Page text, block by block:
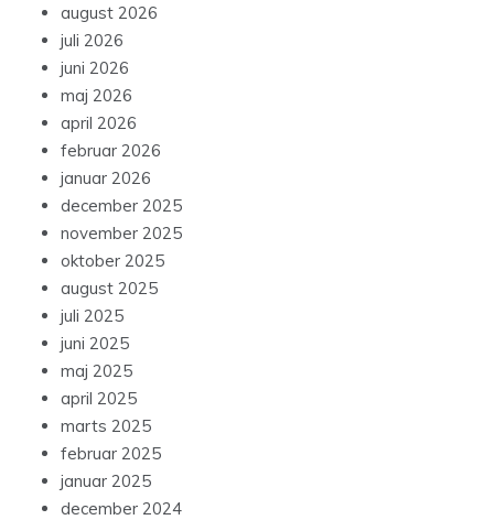
august 2026
juli 2026
juni 2026
maj 2026
april 2026
februar 2026
januar 2026
december 2025
november 2025
oktober 2025
august 2025
juli 2025
juni 2025
maj 2025
april 2025
marts 2025
februar 2025
januar 2025
december 2024